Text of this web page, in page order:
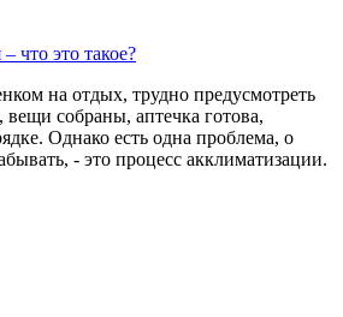
что это такое?
на отдых, трудно предусмотреть
вещи собраны, аптечка готова,
Однако есть одна проблема, о
- это процесс акклиматизации.